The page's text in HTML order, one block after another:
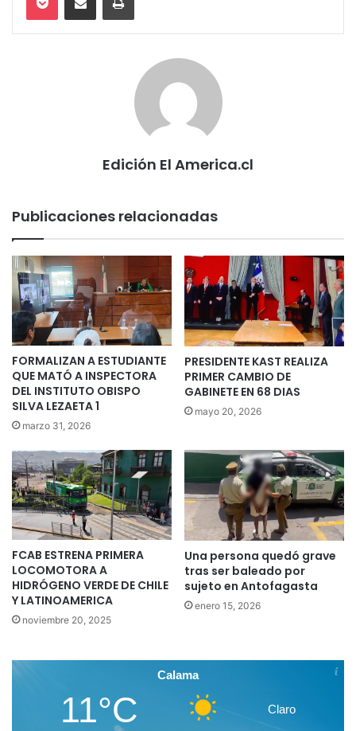
Edición El America.cl
Publicaciones relacionadas
FORMALIZAN A ESTUDIANTE
QUE MATÓ A INSPECTORA
DEL INSTITUTO OBISPO
SILVA LEZAETA 1
marzo 31, 2026
PRESIDENTE KAST REALIZA
PRIMER CAMBIO DE
GABINETE EN 68 DIAS
mayo 20, 2026
FCAB ESTRENA PRIMERA
LOCOMOTORA A
HIDRÓGENO VERDE DE CHILE
Y LATINOAMERICA
noviembre 20, 2025
Una persona quedó grave
tras ser baleado por
sujeto en Antofagasta
enero 15, 2026
Calama
11°C Claro